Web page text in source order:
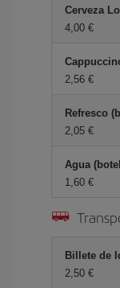
Cerveza
4,00 €
2,56 €
Refresco
2,05 €
Agua
1,60 €
Billete de
2,50 €